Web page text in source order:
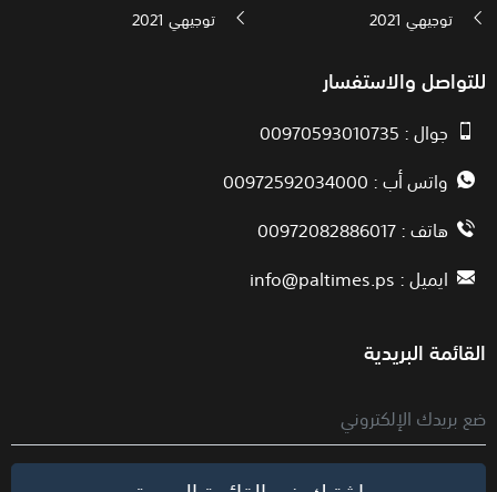
توجيهي 2021
توجيهي 2021
للتواصل والاستفسار
جوال : 00970593010735
واتس أب : 00972592034000
هاتف : 00972082886017
ايميل :info@paltimes.ps
القائمة البريدية